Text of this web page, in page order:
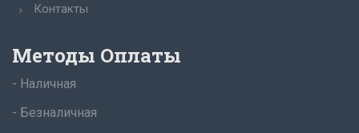
Контакты
Методы Оплаты
- Наличная
- Безналичная